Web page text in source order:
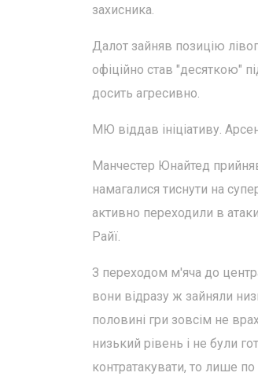
захисника.
Далот зайняв позицію
офіційно став "десяткою"
досить агресивно.
МЮ віддав ініціативу.
Манчестер Юнайтед
намагалися тиснути на
активно переходили в
Райї.
З переходом м'яча до
вони відразу ж зайняли
половині гри зовсім не
низький рівень і не були
контратакувати, то лише по